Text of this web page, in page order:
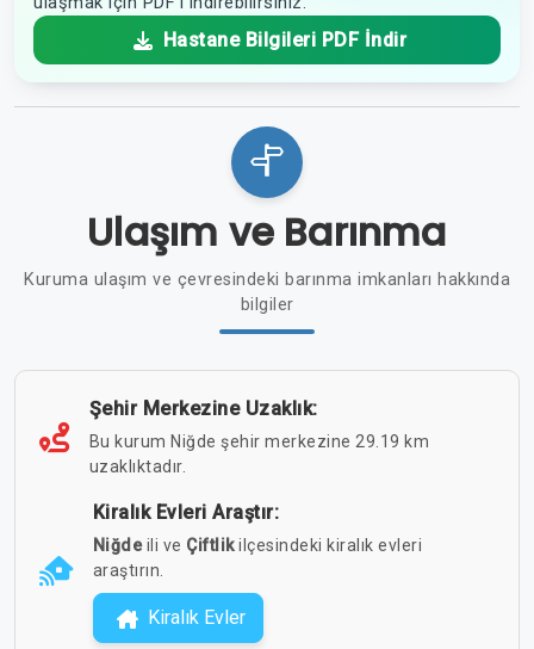
Hastane Bilgileri PDF İndir
Ulaşım ve Barınma
Kuruma ulaşım ve çevresindeki barınma imkanları hakkında
bilgiler
Şehir Merkezine Uzaklık:
Bu kurum Niğde şehir merkezine 29.19 km
uzaklıktadır.
Kiralık Evleri Araştır:
Niğdeili ve Çiftlikilçesindeki kiralık evleri
araştırın.
Kiralık Evler